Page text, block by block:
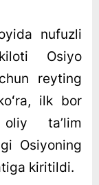
nufuzli
Osiyo
reyting
ilk bor
taʼlim
Osiyoning
kiritildi.